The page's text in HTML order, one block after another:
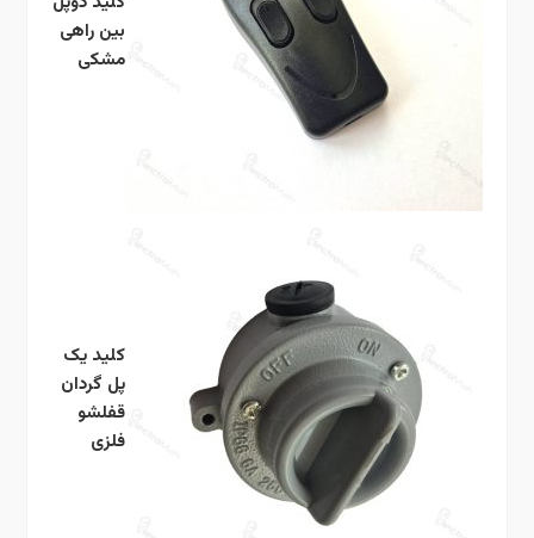
بین راهی
مشکی
کلید یک
پل گردان
قفلشو
فلزی